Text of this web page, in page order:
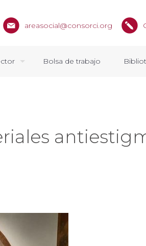
Bolsa de trabajo
areasocial@consorci.org